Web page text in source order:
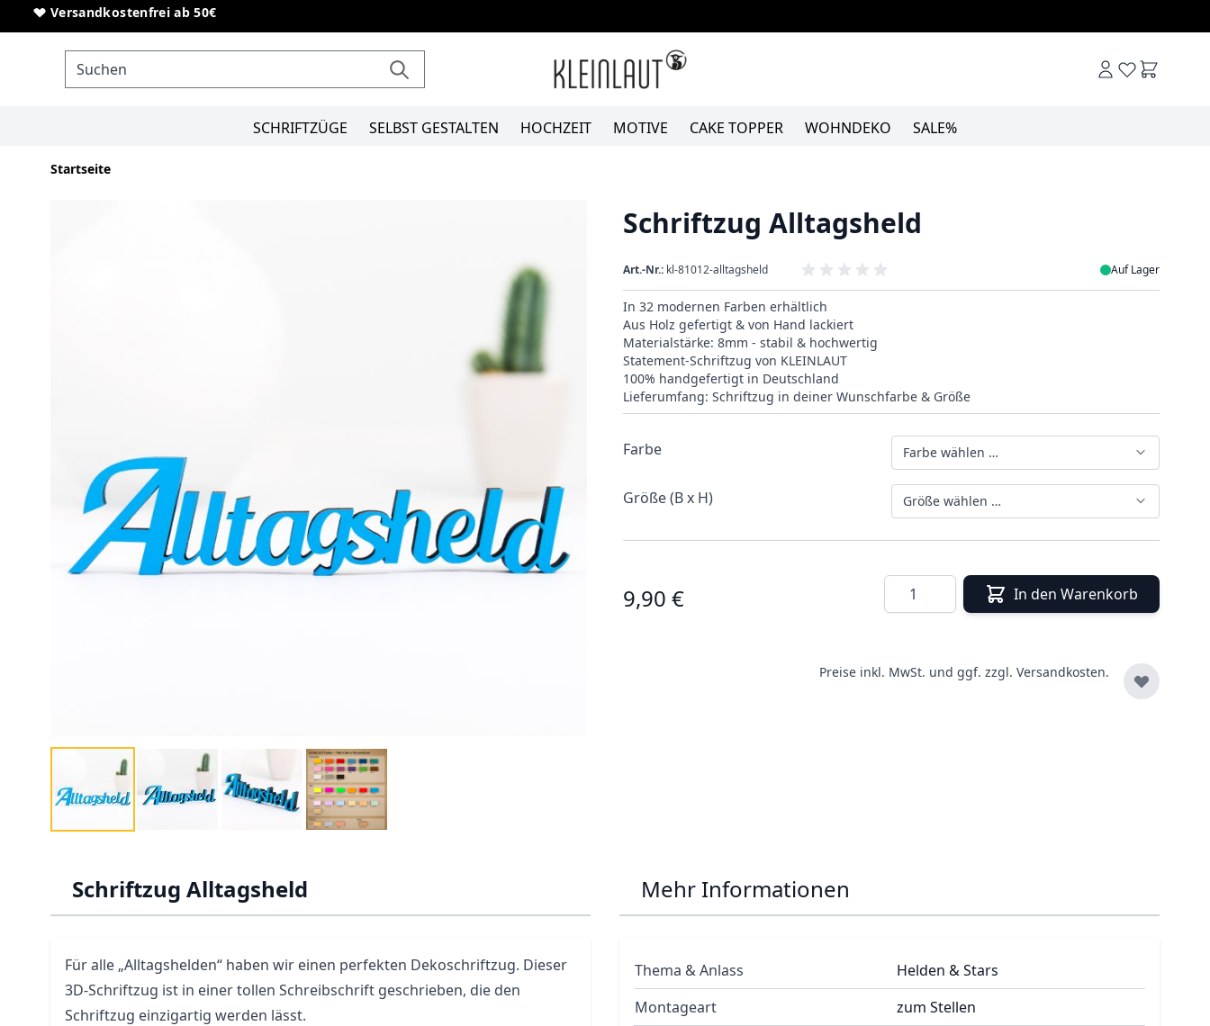
Direkt zum Inhalt
Versandkostenfrei ab 50€
Sonderanfertigungen von Schriftzügen
SCHRIFTZÜGE SELBST GESTALTEN HOCHZEIT MOTIVE CAKE TOPPER WOHNDEKO SALE%
Startseite
Schriftzug Alltagsheld
Art.-Nr.: kl-81012-alltagsheld Auf Lager
In 32 modernen Farben erhältlich
Aus Holz gefertigt & von Hand lackiert
Materialstärke: 8mm - stabil & hochwertig
Statement-Schriftzug von KLEINLAUT
100% handgefertigt in Deutschland
Lieferumfang: Schriftzug in deiner Wunschfarbe & Größe
Farbe Farbe wählen …
Größe (B x H) Größe wählen …
9,90 € Menge In den Warenkorb
Preise inkl. MwSt. und ggf. zzgl. Versandkosten.
Schriftzug Alltagsheld
Für alle „Alltagshelden“ haben wir einen perfekten Dekoschriftzug. Dieser
3D-Schriftzug ist in einer tollen Schreibschrift geschrieben, die den
Schriftzug einzigartig werden lässt.
Mehr Informationen
Thema & Anlass
Helden & Stars
Montageart
zum Stellen